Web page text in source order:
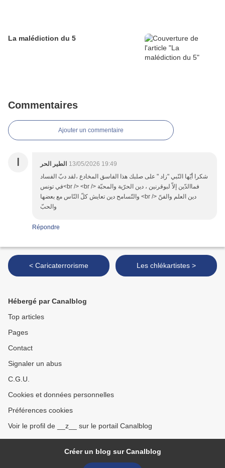
La malédiction du 5
Commentaires
Ajouter un commentaire
الطير الحر
13/05/2026 19:49
شكرا أيّها النّبي "زاد " على صلبك هذا الفاسق المخادع ،لقد دبّ الفساد
في تونس<br /> <br /> فماالدّين إلاّ لبوقرنين ، دين الحرّية والمحبّة
والتّسامح دين تعايش كلّ النّاس مع بعضها <br /> دين العلم والفنّ
والحبّ
Répondre
< Caricaterrorisme Les chlékartistes >
Hébergé par Canalblog
Top articles
Pages
Contact
Signaler un abus
C.G.U.
Cookies et données personnelles
Préférences cookies
Voir le profil de __z__ sur le portail Canalblog
Créer un blog sur Canalblog